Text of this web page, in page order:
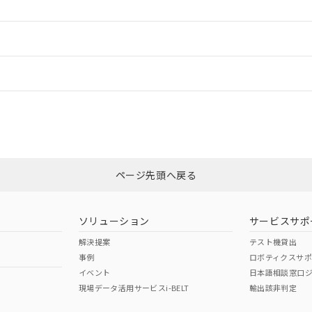
ダウンロードはこちら
（日本
（アメリカ
ページ先頭へ戻る
ソリューション
解決提案
事例
イベント
現場データ活用サービスi-BELT
サービスサポ
テスト機貸出
ロボティクスサ
日本語相談窓口
輸出該非判定